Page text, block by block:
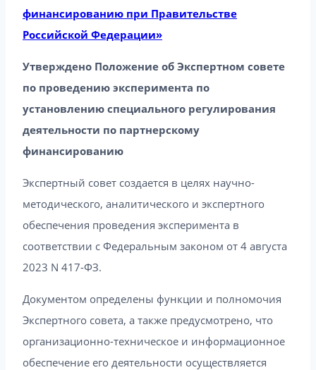
финансированию при Правительстве
Российской Федерации»
Утверждено Положение об Экспертном совете
по проведению эксперимента по
установлению специального регулирования
деятельности по партнерскому
финансированию
Экспертный совет создается в целях научно-
методического, аналитического и экспертного
обеспечения проведения эксперимента в
соответствии с Федеральным законом от 4 августа
2023 N 417-ФЗ.
Документом определены функции и полномочия
Экспертного совета, а также предусмотрено, что
организационно-техническое и информационное
обеспечение его деятельности осуществляется